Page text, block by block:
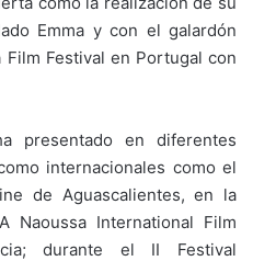
Emma y con el galardón
Film Festival en Portugal con
presentado en diferentes
internacionales como el
de Aguascalientes, en la
Naoussa International Film
durante el II Festival